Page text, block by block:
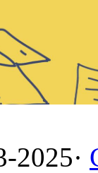
2025·